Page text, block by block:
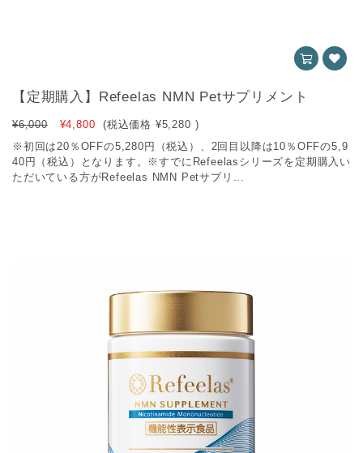
【定期購入】Refeelas NMN Petサプリメント
¥6,000 ¥4,800 (税込価格 ¥5,280 )
※初回は20％OFFの5,280円（税込）、2回目以降は10％OFFの5,9
40円（税込）となります。※すでにRefeelasシリーズを定期購入い
ただいている方がRefeelas NMN Petサプリ...